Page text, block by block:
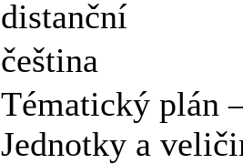
distanční
čeština
Tématický plán
Jednotky a